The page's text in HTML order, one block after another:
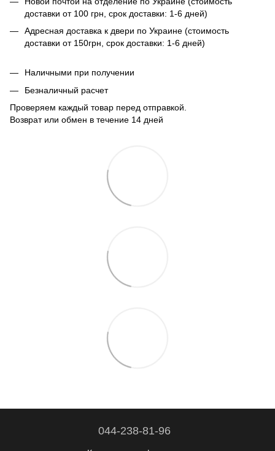
доставки от 100 грн, срок доставки: 1-6 дней)
Адресная доставка к двери по Украине (стоимость
доставки от 150грн, срок доставки: 1-6 дней)
Наличными при получении
Безналичный расчет
Проверяем каждый товар перед отправкой.
Возврат или обмен в течение 14 дней
044-238-81-96